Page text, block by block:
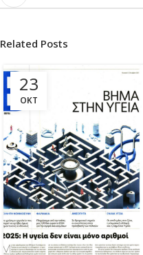
Related Posts
23
ΟΚΤ